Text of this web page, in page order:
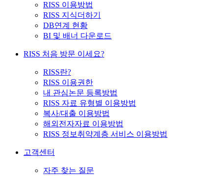
RISS 이용방법
RISS 지식더하기
DB연계 현황
BI 및 배너 다운로드
RISS 처음 방문 이세요?
RISS란?
RISS 이용권한
내 관심논문 등록방법
RISS 자료 유형별 이용방법
복사/대출 이용방법
해외전자자료 이용방법
RISS 정보취약계층 서비스 이용방법
고객센터
자주 찾는 질문